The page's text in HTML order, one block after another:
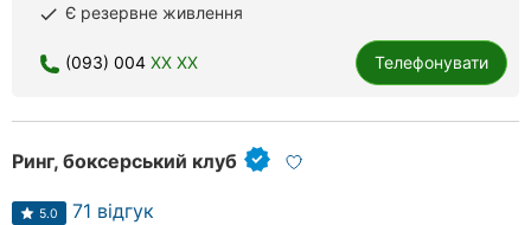
done Є резервне живлення
(093) 004 XX XX Телефонувати
Ринг, боксерський клуб
5.0 71 відгук